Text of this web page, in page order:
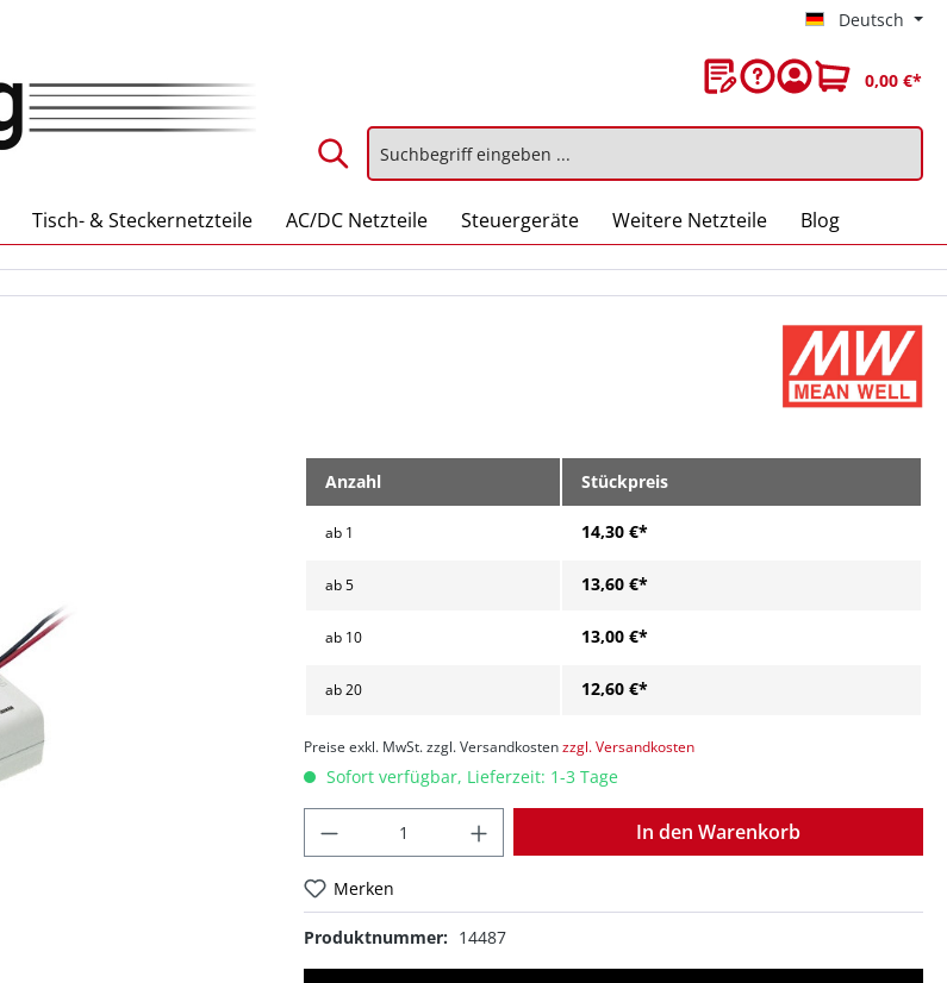
Deutsch
0,00 €*
Tisch- & Steckernetzteile AC/DC Netzteile Steuergeräte Weitere Netzteile Blog
Anzahl Stückpreis
ab 1 14,30 €*
ab5 13,60 €*
ab 10 13,00 €*
ab20 12,60 €*
Preise exkl. MwSt. zzgl. Versandkostenzzgl. Versandkosten
Sofort verfügbar, Lieferzeit: 1-3 Tage
In den Warenkorb
Merken
Produktnummer: 14487